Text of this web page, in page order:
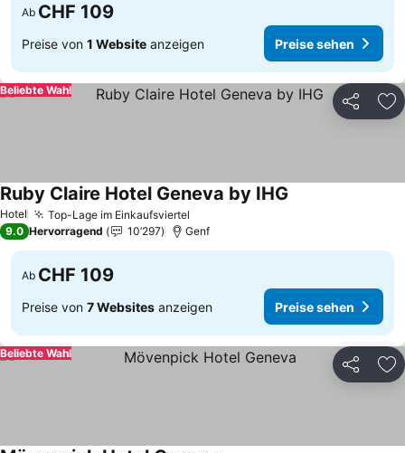
Ab CHF 109
Preise von 1 Website anzeigen Preise sehen
Teilen
Beliebte Wahl
Hotel Top-Lage im Einkaufsviertel
Ruby Claire Hotel Geneva by IHG
9.0 Hervorragend 10’297 Genf
Ab CHF 109
Preise von 7 Websites anzeigen Preise sehen
Teilen
Beliebte Wahl